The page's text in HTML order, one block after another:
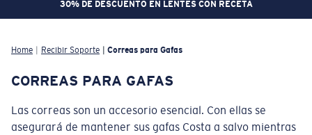
30% DE DESCUENTO EN LENTES CON RECETA
Cantidad:
Home Recibir Soporte Correas para Gafas
CORREAS PARA GAFAS
Las correas son un accesorio esencial. Con ellas se
asegurará de mantener sus gafas Costa a salvo mientras